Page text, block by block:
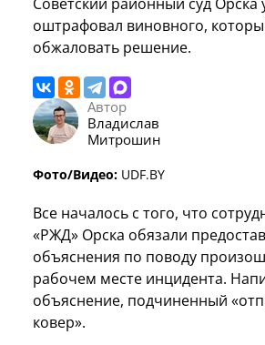
оштрафовал виновного,
обжаловать решение.
Автор
Владислав
Митрошин
Фото/Видео: UDF.BY
Все началось с того, что
«РЖД» Орска обязали
объяснения по поводу
рабочем месте инцидента.
объяснение, подчиненный
ковер».